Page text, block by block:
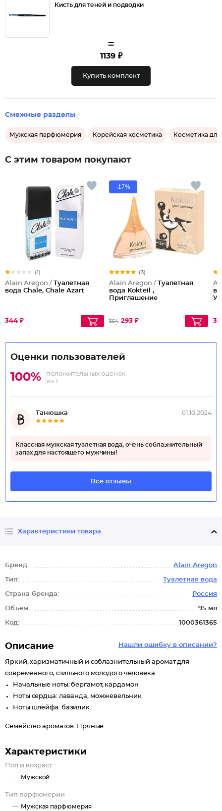
Кисть для теней и подводки
=
1139 ₽
Купить комплект
Смежные разделы
Мужская парфюмерия Корейская косметика Косметика
С этим товаром покупают
(1)
Alain Aregon / Туалетная
вода Chale, Chale Azart
344 ₽
-17%
(3)
Alain Aregon / Туалетная
вода Kokteil ,
Приглашение
354 293 ₽
Оценки пользователей
100%
положительных оценок
из 1
Танюшка 01.10.2024
Классная мужская туалетная вода, очень соблазнительный
запах для настоящего мужчины!
Все отзывы
Характеристики товара
Бренд: Alain Aregon
Тип: Туалетная вода
Страна бренда: Россия
Объем: 95 мл
Код: 1000361365
Нашли ошибку в описании?
Описание
Яркий, харизматичный и соблазнительный аромат для
современного, стильного молодого человека.
Начальные ноты: бергамот, кардамон
Ноты сердца: лаванда, можжевельник
Ноты шлейфа: базилик.
Семейство ароматов: Пряные.
Характеристики
Пол и возраст
Мужской
Тип парфюмерии
Мужская парфюмерия